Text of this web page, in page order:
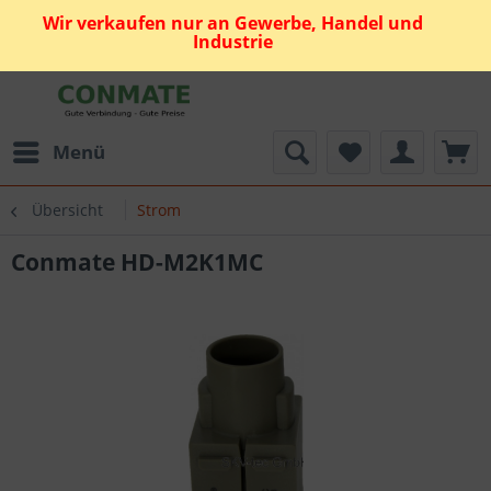
Wir verkaufen nur an Gewerbe, Handel und
Industrie
Menü
Übersicht Strom
Conmate HD-M2K1MC